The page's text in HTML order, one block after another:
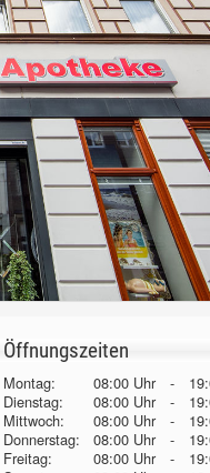
Öffnungszeiten
Montag: 08:00 Uhr -
Dienstag:
08:00 Uhr -
Mittwoch:
08:00 Uhr -
Donnerstag:08:00 Uhr -
Freitag:
08:00 Uhr -